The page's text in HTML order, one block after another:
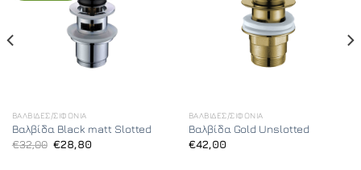
ΒΑΛΒΊΔΕΣ/ΣΙΦΌΝΙΑ
Βαλβίδα Black matt Slotted
€32,00 Original
price
€28,80Η
ΒΑΛΒΊΔΕΣ/ΣΙΦΌΝΙΑ
Βαλβίδα Gold Unslotted
€42,00